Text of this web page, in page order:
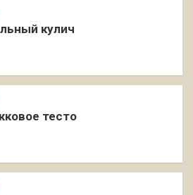
кулич
тесто